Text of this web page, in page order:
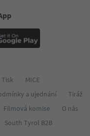
Tisk
MICE
a ujednání
Tiráž
Filmová komise
O nás
South Tyrol B2B